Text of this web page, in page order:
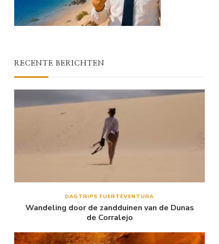
RECENTE BERICHTEN
DAGTRIPS FUERTEVENTURA
Wandeling door de zandduinen van de Dunas
de Corralejo